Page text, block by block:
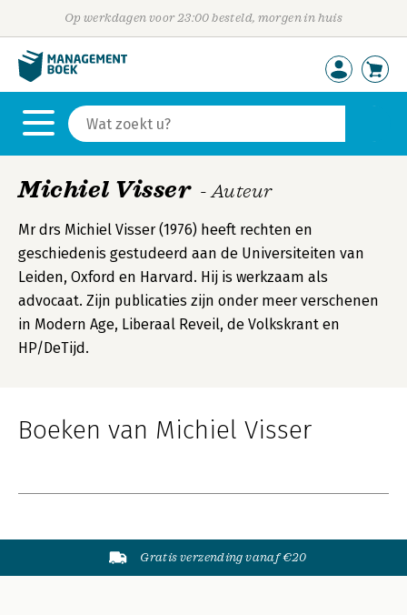
Op werkdagen voor 23:00 besteld, morgen in huis
Michiel Visser - Auteur
Mr drs Michiel Visser (1976) heeft rechten en
geschiedenis gestudeerd aan de Universiteiten van
Leiden, Oxford en Harvard. Hij is werkzaam als
advocaat. Zijn publicaties zijn onder meer verschenen
in Modern Age, Liberaal Reveil, de Volkskrant en
HP/DeTijd.
Boeken van Michiel Visser
Gratis verzending vanaf €20